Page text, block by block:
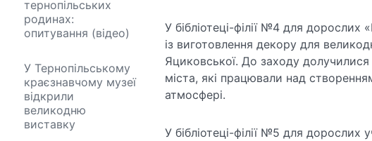
тернопільських
родинах:
опитування (відео)
У Тернопільському
краєзнавчому музеї
відкрили
великодню
виставку
У бібліотеці-філії №4 для
із виготовлення декору для
Яциковської. До заходу
міста, які працювали над
атмосфері.
У бібліотеці-філії №5 для